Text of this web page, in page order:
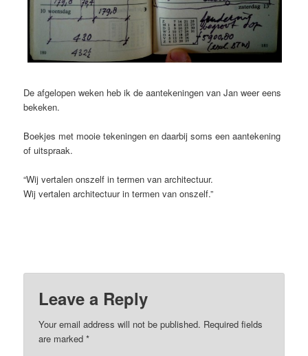
De afgelopen weken heb ik de aantekeningen van Jan weer eens
bekeken.
Boekjes met mooie tekeningen en daarbij soms een aantekening
of uitspraak.
“Wij vertalen onszelf in termen van architectuur.
Wij vertalen architectuur in termen van onszelf.”
Leave a Reply
Your email address will not be published. Required fields
are marked*